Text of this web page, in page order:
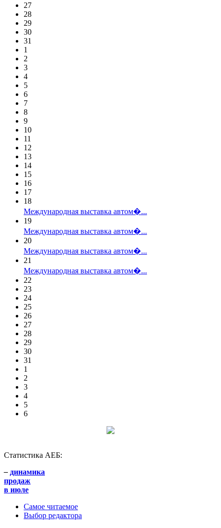
27
28
29
30
31
1
2
3
4
5
6
7
8
9
10
11
12
13
14
15
16
17
18
Международная выставка автом�...
19
Международная выставка автом�...
20
Международная выставка автом�...
21
Международная выставка автом�...
22
23
24
25
26
27
28
29
30
31
1
2
3
4
5
6
Статистика АЕБ:
– динамика
продаж
в июле
Самое читаемое
Выбор редактора